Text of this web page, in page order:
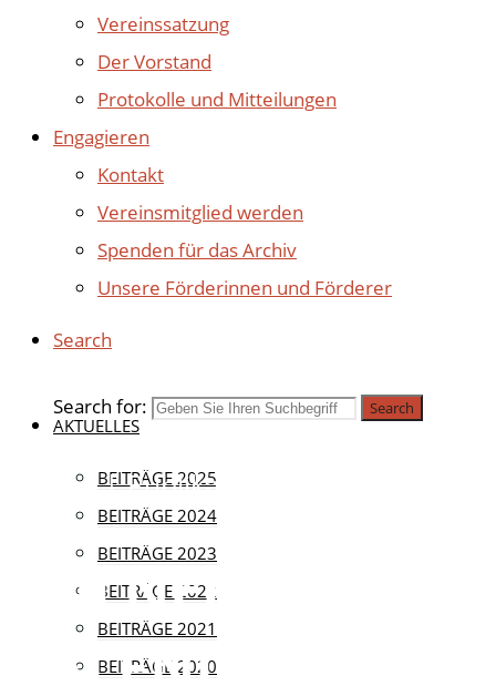
Vereinssatzung
Der Vorstand
Protokolle und Mitteilungen
Engagieren
Kontakt
Vereinsmitglied werden
Spenden für das Archiv
Unsere Förderinnen und Förderer
Search
Search for: Search
AKTUELLES
BEITRÄGE 2025
BEITRÄGE 2024
BEITRÄGE 2023
BEITRÄGE 2022
BEITRÄGE 2021
BEITRÄGE 2020
Aktuell | Publikationen
KÖLNER
KALENDARIUM